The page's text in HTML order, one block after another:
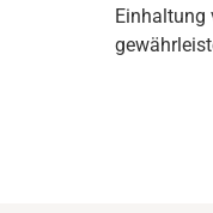
Einhaltung